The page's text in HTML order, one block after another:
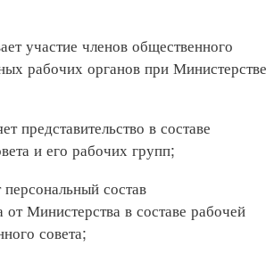
участие членов общественного
рабочих органов при Министерстве
представительство в составе
и его рабочих групп;
состав
от Министерства в составе рабочей
совета;